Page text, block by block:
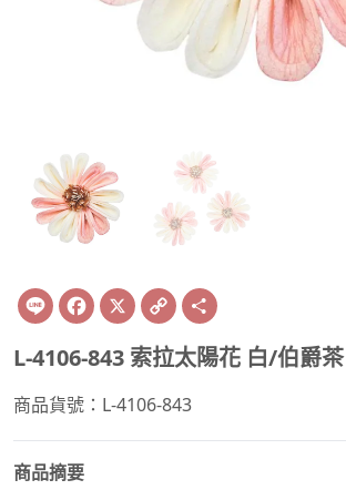
Line Facebook
X Copy
Link
L-4106-843 索拉太陽花 白/伯爵茶
商品貨號：L-4106-843
商品摘要